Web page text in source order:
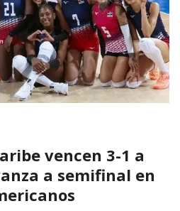
vencen 3-1 a
a semifinal en